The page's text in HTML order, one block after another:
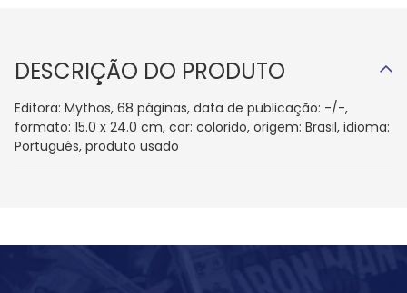
DESCRIÇÃO DO PRODUTO
Editora: Mythos, 68 páginas, data de publicação: -/-,
formato: 15.0 x 24.0 cm, cor: colorido, origem: Brasil, idioma:
Português, produto usado